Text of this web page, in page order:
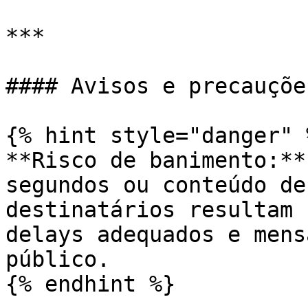
***
#### Avisos e
{% hint style="danger"
**Risco de
segundos ou conteúdo
destinatários resultam
delays adequados e
público.
{% endhint %}